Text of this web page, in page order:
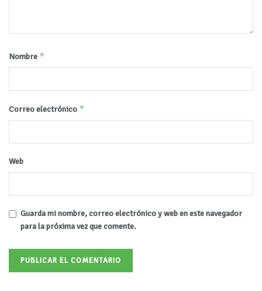
Nombre *
Correo electrónico *
Web
Guarda mi nombre, correo electrónico y web en este navegador
para la próxima vez que comente.